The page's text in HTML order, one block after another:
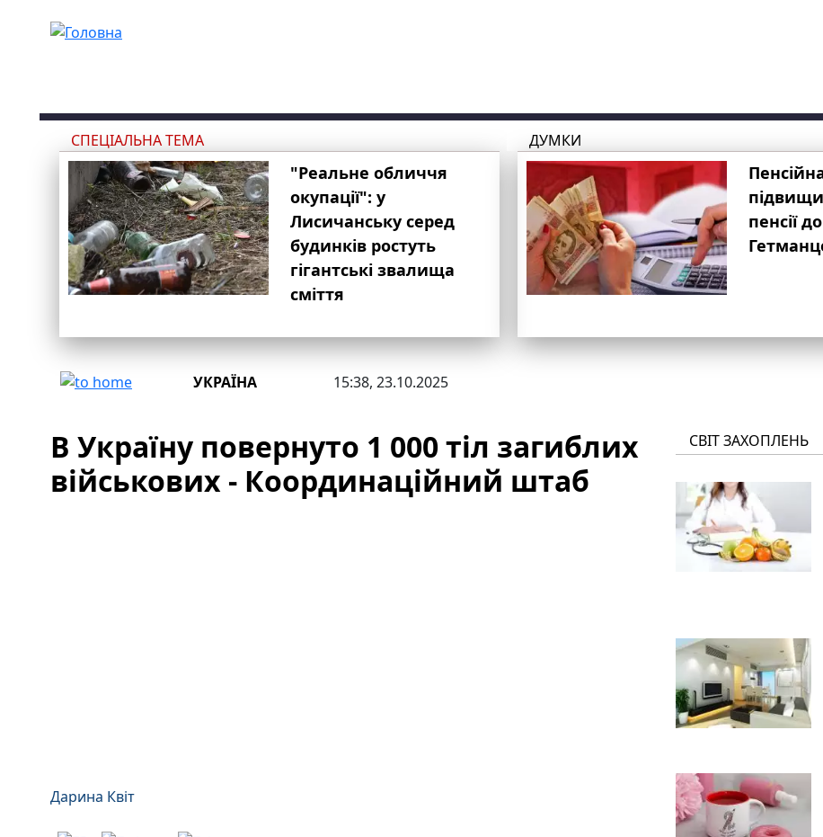
СПЕЦІАЛЬНА ТЕМА
"Реальне обличчя
окупації": у
Лисичанську серед
будинків ростуть
гігантські звалища
сміття
ДУМКИ
пенсії
УКРАЇНА 15:38, 23.10.2025
В Україну повернуто 1 000 тіл загиблих
військових - Координаційний штаб
Дарина Квіт
СВІТ ЗАХОПЛЕНЬ